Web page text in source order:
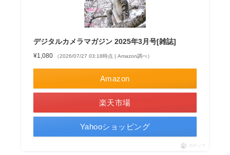
デジタルカメラマガジン 2025年3月号[雑誌]
¥1,080 （2026/07/27 03:18時点 | Amazon調べ）
Amazon
楽天市場
Yahooショッピング
ポチップ